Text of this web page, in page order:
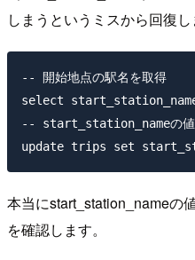
しまうというミスから回復し
-- 開始地点の駅名を取得
select
-- start_station_nameの値
本当にstart_station_nameの
を確認します。